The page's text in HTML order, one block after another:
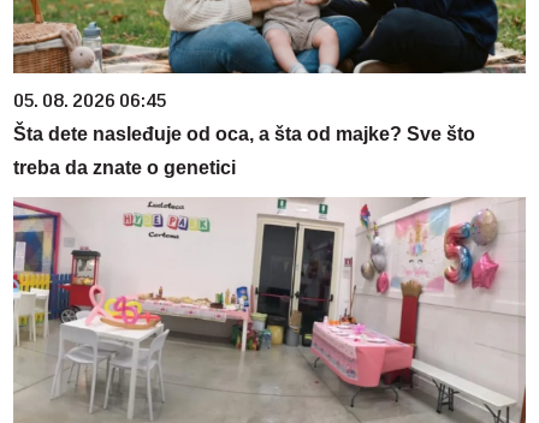
05. 08. 2026 06:45
Šta dete nasleđuje od oca, a šta od majke? Sve što
treba da znate o genetici